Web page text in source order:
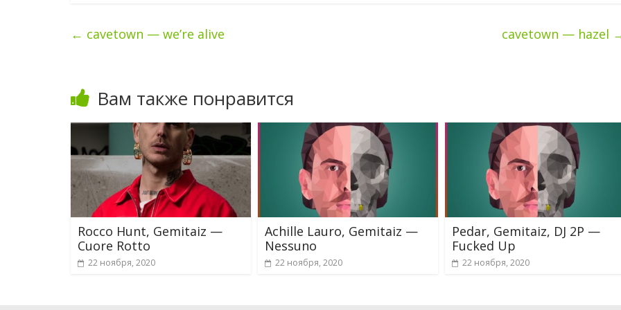
← cavetown — we’re alive cavetown — hazel
Вам также понравится
Rocco Hunt, Gemitaiz —
Cuore Rotto
22 ноября, 2020
Achille Lauro, Gemitaiz —
Nessuno
22 ноября, 2020
Pedar, Gemitaiz, DJ 2P —
Fucked Up
22 ноября, 2020